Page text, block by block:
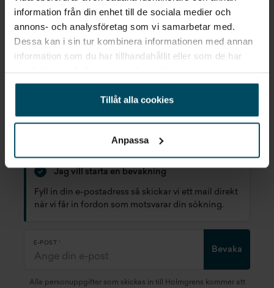
information från din enhet till de sociala medier och
annons- och analysföretag som vi samarbetar med.
Dessa kan i sin tur kombinera informationen med annan
information som du har tillhandahållit eller som de har
Tillåt alla cookies
Anpassa
Inget som riktigt passade?
STARTA EN BEVAKNING AV:
KABE HUSBIL ÖGGESTORP
Jag vill starta en bevakning
Fyll in din e-postadress så skickar vi ett mail direkt
när vi får in fordon som motsvarar din sökning.
E-POST
Bevaka
Alla personuppgifter som skickas in till Holmgrens kommer att